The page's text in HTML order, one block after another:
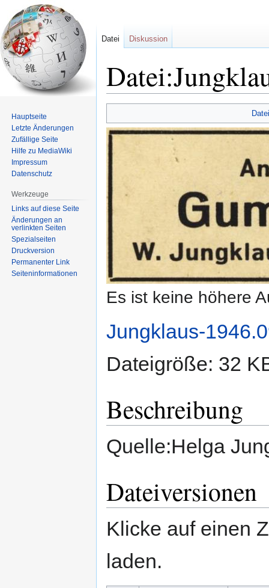
Navigation
springen
Suche
springen
Es ist keine höhere
Jungklaus-
Dateigröße: 32
Beschreibung
Quelle:Helga
Dateiversionen
Klicke auf einen
laden.
Datei Diskussion
Hauptseite
Letzte Änderungen
Zufällige Seite
Hilfe zu MediaWiki
Impressum
Datenschutz
Werkzeuge
Links auf diese Seite
Änderungen an
verlinkten Seiten
Spezialseiten
Druckversion
Permanenter Link
Seiten­informationen